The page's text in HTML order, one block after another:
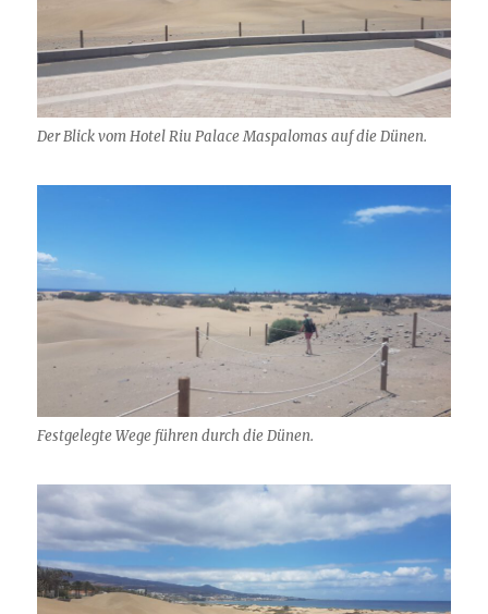
Der Blick vom Hotel Riu Palace Maspalomas auf die Dünen.
Festgelegte Wege führen durch die Dünen.